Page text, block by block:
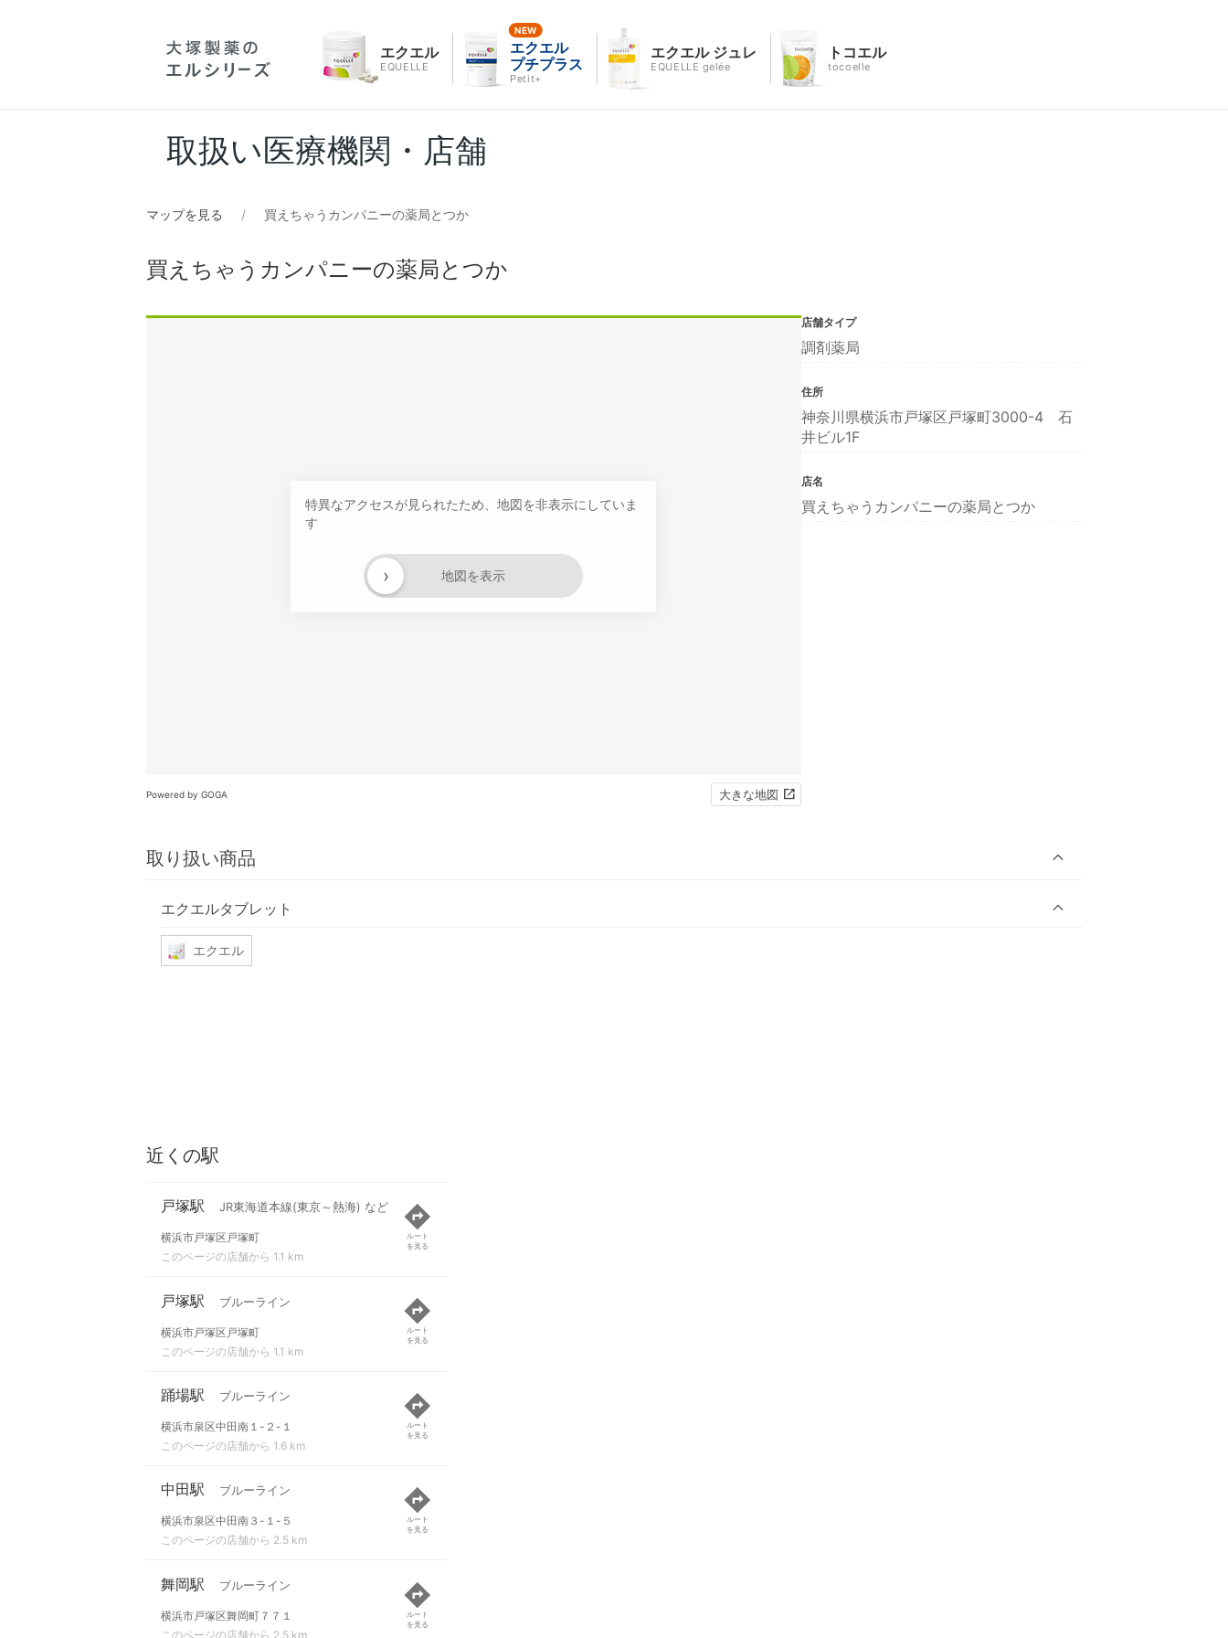
エクエル
EQUELLE
エクエル
プチプラス
Petit+
エクエル ジュレ
EQUELLE gelée
トコエル
tocoelle
取扱い医療機関・店舗
マップを見る 買えちゃうカンパニーの薬局とつか
買えちゃうカンパニーの薬局とつか
特異なアクセスが見られたため、地図を非表示にしていま
す
地図を表示
›
Powered by GOGA 大きな地図
取り扱い商品
エクエルタブレット
エクエル
店舗タイプ
調剤薬局
住所
神奈川県横浜市戸塚区戸塚町3000-4 石
井ビル1F
店名
買えちゃうカンパニーの薬局とつか
近くの駅
戸塚駅 JR東海道本線(東京～熱海) など
横浜市戸塚区戸塚町
このページの店舗から 1.1 km
ルート
を見る
戸塚駅 ブルーライン
横浜市戸塚区戸塚町
このページの店舗から 1.1 km
ルート
を見る
踊場駅 ブルーライン
横浜市泉区中田南１-２-１
このページの店舗から 1.6 km
ルート
を見る
中田駅 ブルーライン
横浜市泉区中田南３-１-５
このページの店舗から 2.5 km
ルート
を見る
舞岡駅 ブルーライン
横浜市戸塚区舞岡町７７１
このページの店舗から 2.5 km
ルート
を見る